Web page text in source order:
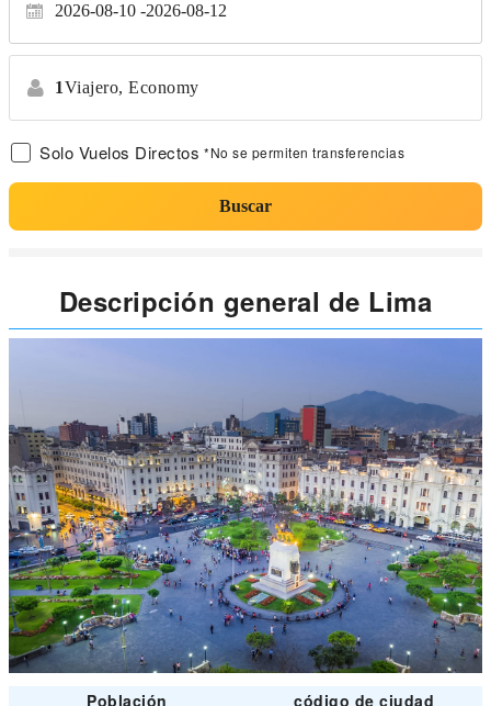
2026-08-10 2026-08-12
1Viajero, Economy
Solo Vuelos Directos *No se permiten transferencias
Buscar
Descripción general de Lima
Población
código de ciudad